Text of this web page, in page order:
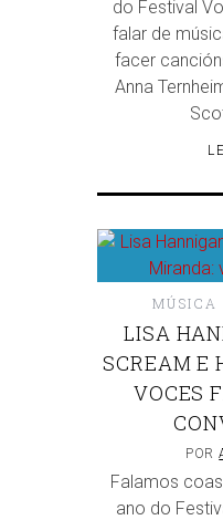
do Festival
falar de
facer
Anna
MÚSICA
LISA
SCREAM E
VOCES
POR
Falamos
ano do